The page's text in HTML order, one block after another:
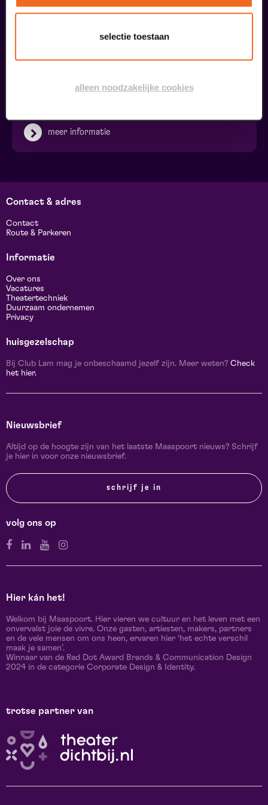
selectie toestaan
alleen noodzakelijke cookies
meer informatie
Contact & adres
Contact
Route & Parkeren
Informatie
Over ons
Vacatures
Theatertechniek
Duurzaam ondernemen
Privacy
huisgezelschap
Bij Club Lam mag je onbeschaamd jezelf zijn. Meer weten? Check
het hier.
Nieuwsbrief
Altijd op de hoogte zijn van het laatste Maaspoort nieuws? Schrijf
je hier in voor onze nieuwsbrief.
schrijf je in
volg ons op
Hier kán het!
Welkom bij Maaspoort. Hier vieren we cultuur en het leven met een
onvervalst joie de vivre. Onze gasten, artiesten, makers, partners
en de vele mensen om ons heen, ervaren hier ‘het echte verschil
maak je samen’.
Winnaar van de Red Dot Award Brands & Communication Design
2024 in de categorie Corporate Design & Identity.
trotse partner van